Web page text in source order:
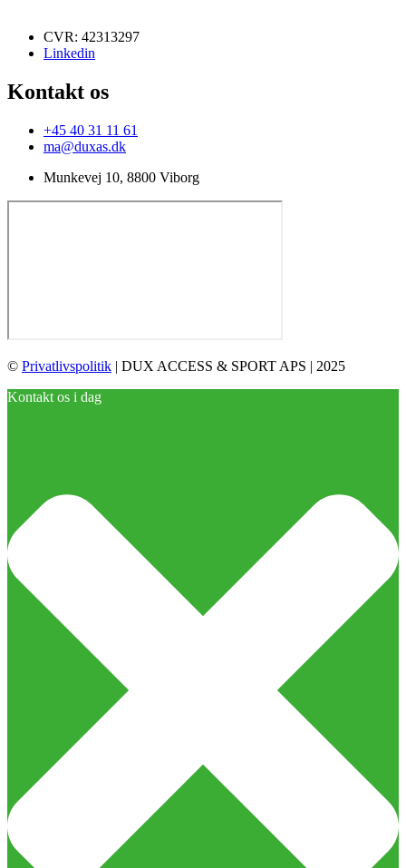
CVR: 42313297
Linkedin
Kontakt os
+45 40 31 11 61
ma@duxas.dk
Munkevej 10, 8800 Viborg
© Privatlivspolitik | DUX ACCESS & SPORT APS | 2025
Kontakt os i dag